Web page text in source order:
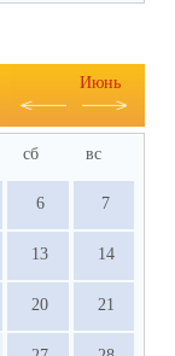
Июнь
сб вс
6 7
13 14
20 21